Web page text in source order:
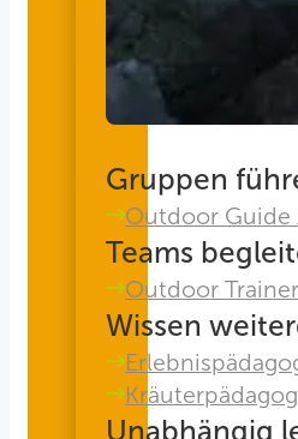
Gruppen
Outdoor Guide
Teams
Outdoor
Wissen
Unabhängig